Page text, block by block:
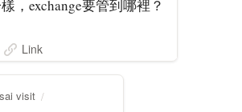
，exchange要管到哪裡？
Link
visit